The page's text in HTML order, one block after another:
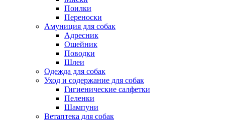
Поилки
Переноски
Амуниция для собак
Адресник
Ошейник
Поводки
Шлеи
Одежда для собак
Уход и содержание для собак
Гигиенические салфетки
Пеленки
Шампуни
Ветаптека для собак